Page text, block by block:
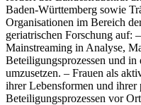
Baden-Württemberg sowie
Organisationen im Bereich
geriatrischen Forschung auf:
Mainstreaming in Analyse,
Beteiligungsprozessen und
umzusetzen. – Frauen als
ihrer Lebensformen und ihrer
Beteiligungsprozessen vor